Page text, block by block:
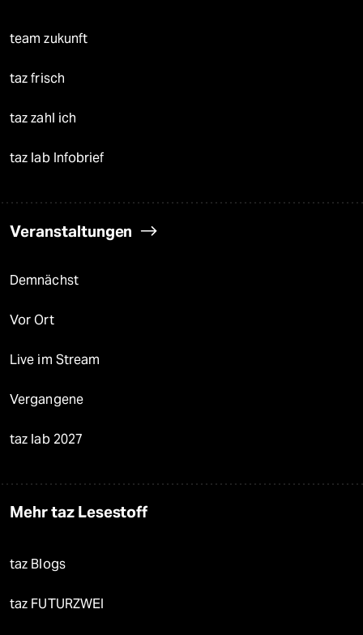
team zukunft
taz frisch
taz zahl ich
taz lab Infobrief
Veranstaltungen
Demnächst
Vor Ort
Live im Stream
Vergangene
taz lab 2027
Mehr taz Lesestoff
taz Blogs
taz FUTURZWEI